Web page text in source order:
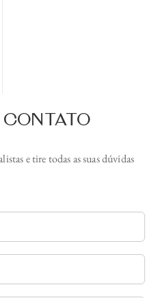
CONTATO
e tire todas as suas dúvidas